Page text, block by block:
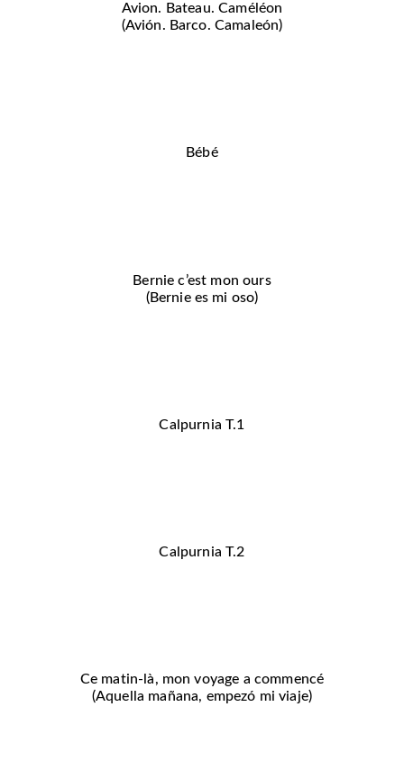
Avion. Bateau. Caméléon
(Avión. Barco. Camaleón)
Bébé
Bernie c’est mon ours
(Bernie es mi oso)
Calpurnia T.1
Calpurnia T.2
Ce matin-là, mon voyage a commencé
(Aquella mañana, empezó mi viaje)